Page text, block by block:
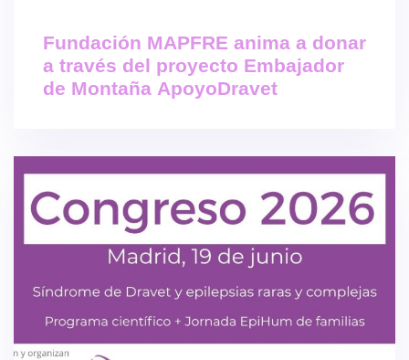
Fundación MAPFRE anima a donar
a través del proyecto Embajador
de Montaña ApoyoDravet